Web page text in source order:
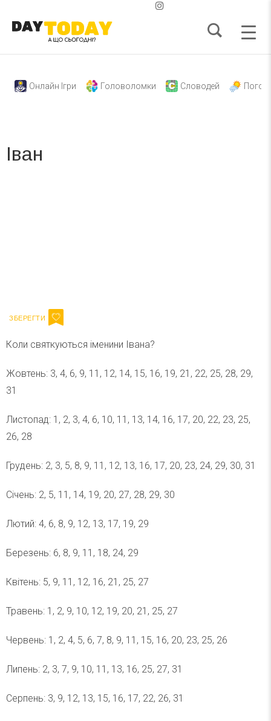
Онлайн Ігри Головоломки Словодей
Іван
Коли святкуються іменини Івана?
Жовтень: 3, 4, 6, 9, 11, 12, 14, 15, 16, 19, 21, 22, 25, 28, 29,
31
Листопад: 1, 2, 3, 4, 6, 10, 11, 13, 14, 16, 17, 20, 22, 23, 25,
26, 28
Грудень: 2, 3, 5, 8, 9, 11, 12, 13, 16, 17, 20, 23, 24, 29, 30, 31
Січень: 2, 5, 11, 14, 19, 20, 27, 28, 29, 30
Лютий: 4, 6, 8, 9, 12, 13, 17, 19, 29
Березень: 6, 8, 9, 11, 18, 24, 29
Квітень: 5, 9, 11, 12, 16, 21, 25, 27
Травень: 1, 2, 9, 10, 12, 19, 20, 21, 25, 27
Червень: 1, 2, 4, 5, 6, 7, 8, 9, 11, 15, 16, 20, 23, 25, 26
Липень: 2, 3, 7, 9, 10, 11, 13, 16, 25, 27, 31
Серпень: 3, 9, 12, 13, 15, 16, 17, 22, 26, 31